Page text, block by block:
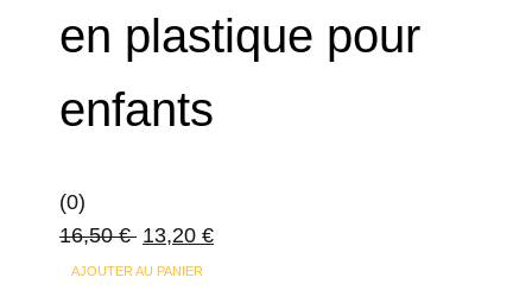
en plastique pour
enfants
(0)
16,50€ 13,20 €
AJOUTER AU PANIER